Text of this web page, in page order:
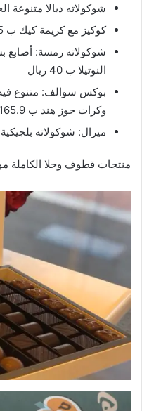
شوكولاته ديالا متنوعة
كوكيز مع كريمة كيك ب 45 ريال
شوكولاته رمسة:
النوتيلا ب 40 ريال
بوكس سوالف: متنوع فيه
وكرات جوز هند ب 165.9 ريال
ميرال: شوكولاته بلجيكية 52 حبة ب 99 ريال
منتجات قطوف وحلا الكاملة